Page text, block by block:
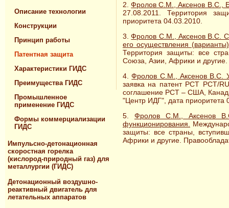
Описание технологии
Конструкции
Принцип работы
Патентная защита
Характеристики ГИДС
Преимущества ГИДС
Промышленное
применение ГИДС
Формы коммерциализации
ГИДС
Импульсно-детонационная
скоростная горелка
(кислород-природный газ) для
металлургии (ГИДС)
Детонационный воздушно-
реактивный двигатель для
летательных аппаратов
2.Фролов С.М., Аксенов В.С.,
27.08.2011. Территория
приоритета 04.03.2010.
3.Фролов С.М., Аксенов В.С.
его осуществления
Территория защиты: все
Союза, Азии, Африки и
4.Фролов С.М., Аксенов В.С.
заявка на патент РСТ PCT/
соглашение PCT – США,
"Центр ИДГ", дата приоритета
5. Фролов С.М., Аксенов
функционирования.
защиты: все страны,
Африки и другие.